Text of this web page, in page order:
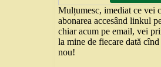
Mulțumesc, imediat ce vei
abonarea accesând linkul
chiar acum pe email, vei
la mine de fiecare dată
nou!